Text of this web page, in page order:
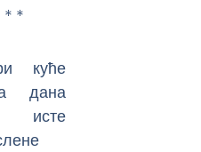
* *
куће
дана
исте